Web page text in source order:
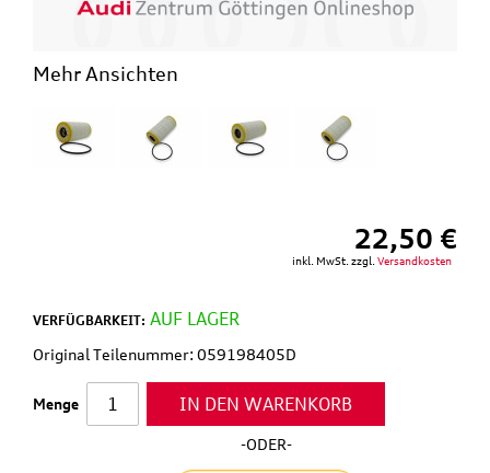
Mehr Ansichten
22,50 €
inkl. MwSt. zzgl. Versandkosten
VERFÜGBARKEIT: AUF LAGER
Original Teilenummer: 059198405D
Menge IN DEN WARENKORB
-ODER-